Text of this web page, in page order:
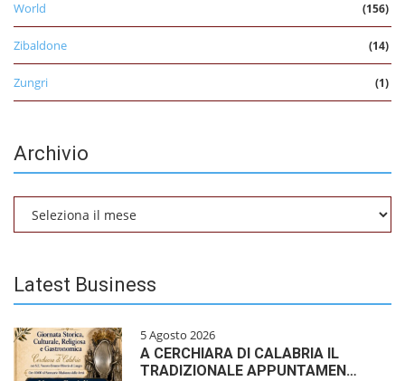
World (156)
Zibaldone (14)
Zungri (1)
Archivio
Latest Business
5 Agosto 2026
A CERCHIARA DI CALABRIA IL
TRADIZIONALE APPUNTAMEN…